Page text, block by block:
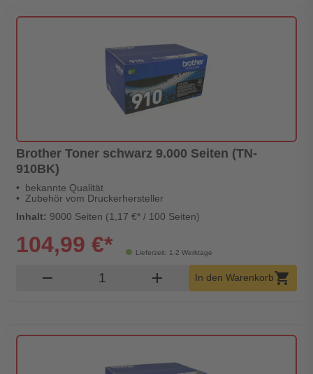
Brother Toner schwarz 9.000 Seiten (TN-
910BK)
bekannte Qualität
Zubehör vom Druckerhersteller
Inhalt: 9000 Seiten (1,17 €* / 100 Seiten)
Lieferzeit: 1-2 Werktage
104,99 €*
remove Produkt Warenkorb Menge
add In den Warenkorbshopping_cart